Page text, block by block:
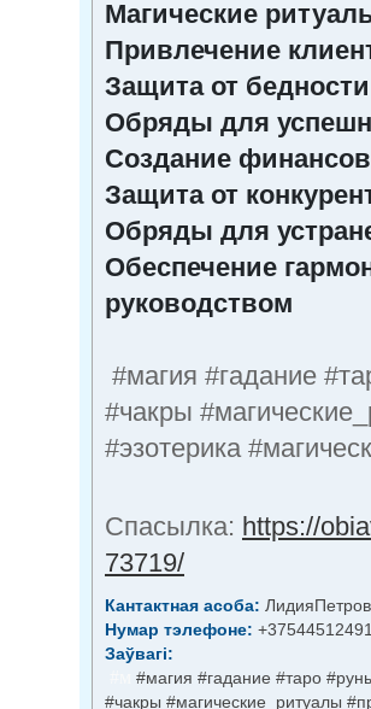
Магические
Привлечение
Защита от
Обряды для
Создание
Защита от
Обряды для
Обеспечение
руководством
#магия #гадание
#чакры
#эзотерика
Cпасылка: https://
73719/
Кантактная асоба:
Нумар тэлефоне:
Заўвагі:
#магия #гадание #таро
#чакры #магические_ритуалы